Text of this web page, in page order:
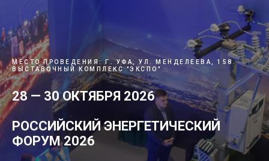
МЕСТО ПРОВЕДЕНИЯ: Г. УФА, УЛ. МЕНДЕЛЕЕВА, 158.
ВЫСТАВОЧНЫЙ КОМПЛЕКС "ЭКСПО"
28 — 30 ОКТЯБРЯ 2026
РОССИЙСКИЙ ЭНЕРГЕТИЧЕСКИЙ
ФОРУМ 2026